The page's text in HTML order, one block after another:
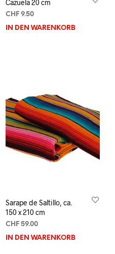
Cazuela 20 cm
CHF9.50
IN DEN WARENKORB
Sarape de Saltillo, ca.
150 x 210 cm
CHF59.00
IN DEN WARENKORB